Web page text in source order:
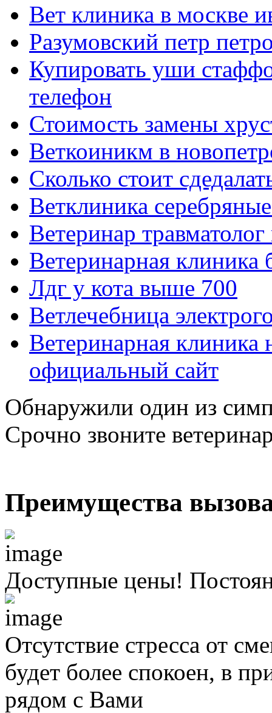
Вет клиника в москве
Разумовский петр
Купировать уши
телефон
Стоимость замены
Веткоиникм в
Сколько стоит
Ветклиника
Ветеринар
Ветеринарная клиника
Лдг у кота выше 700
Ветлечебница
Ветеринарная клиника
официальный сайт
Обнаружили один из
Срочно звоните
Преимущества
Доступные цены!
Отсутствие стресса от
будет более спокоен, в
рядом с Вами